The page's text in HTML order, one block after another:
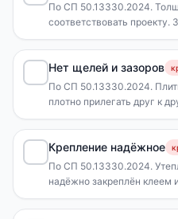
По СП 50.13330.2024.
соответствовать проекту.
конструкции.
Нет щелей и зазоров
По СП 50.13330.2024.
плотно прилегать друг к
Крепление надёжное
По СП 50.13330.2024.
надёжно закреплён клеем